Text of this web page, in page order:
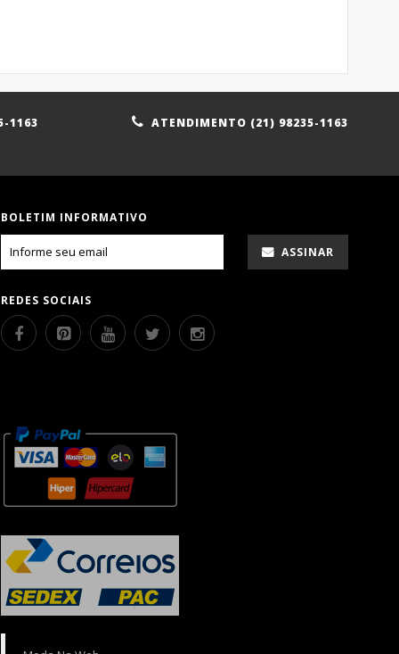
1163 ATENDIMENTO (21) 98235-1163
BOLETIM INFORMATIVO
ASSINAR
REDES SOCIAIS